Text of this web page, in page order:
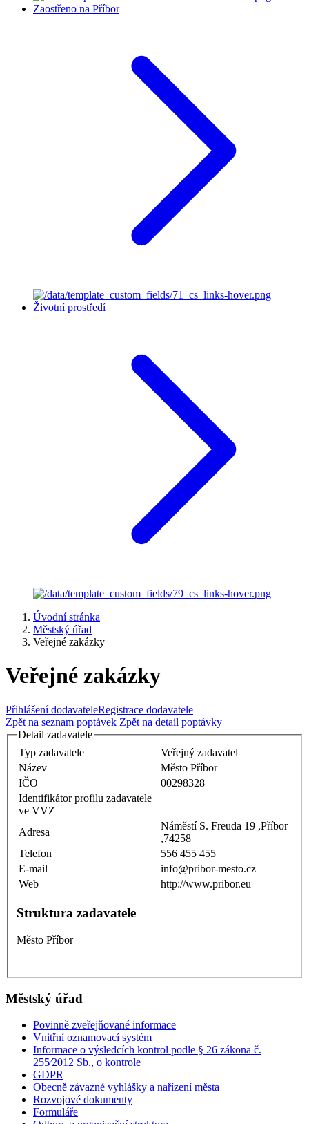
Zaostřeno na Příbor
Životní prostředí
Úvodní stránka
Městský úřad
Veřejné zakázky
Veřejné zakázky
Přihlášení dodavateleRegistrace dodavatele
Zpět na seznam poptávek Zpět na detail poptávky
Detail zadavatele
Typ zadavatele
Veřejný zadavatel
Název
Město Příbor
IČO
00298328
Identifikátor profilu zadavatele
ve VVZ
Adresa
Náměstí S. Freuda 19 ,Příbor
,74258
Telefon
556 455 455
E-mail
info@pribor-mesto.cz
Web
http://www.pribor.eu
Struktura zadavatele
Město Příbor
Městský úřad
Povinně zveřejňované informace
Vnitřní oznamovací systém
Informace o výsledcích kontrol podle § 26 zákona č.
255⁄2012 Sb., o kontrole
GDPR
Obecně závazné vyhlášky a nařízení města
Rozvojové dokumenty
Formuláře